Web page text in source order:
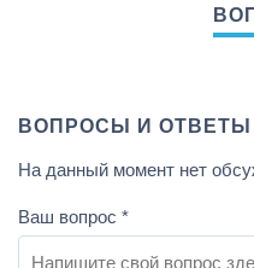
ВОПРОСЫ И ОТВЕТЫ
На данный момент нет
Ваш вопрос *